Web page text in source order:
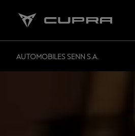
AUTOMOBILES SENN S.A.